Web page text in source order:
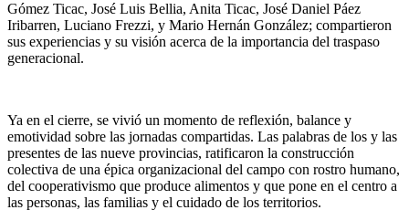
Gómez Ticac, José Luis Bellia, Anita Ticac, José Daniel Páez
Iribarren, Luciano Frezzi, y Mario Hernán González; compartieron
sus experiencias y su visión acerca de la importancia del traspaso
generacional.
Ya en el cierre, se vivió un momento de reflexión, balance y
emotividad sobre las jornadas compartidas. Las palabras de los y las
presentes de las nueve provincias, ratificaron la construcción
colectiva de una épica organizacional del campo con rostro humano,
del cooperativismo que produce alimentos y que pone en el centro a
las personas, las familias y el cuidado de los territorios.